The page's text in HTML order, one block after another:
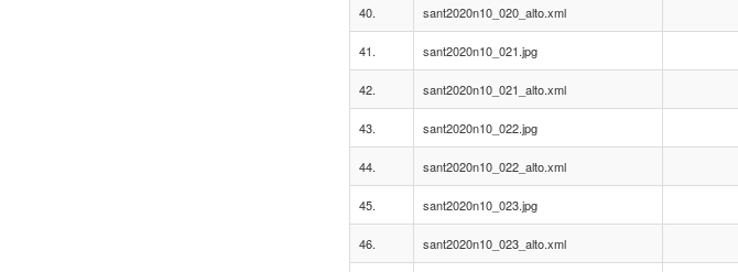
40. sant2020n10_020_alto.xml
41. sant2020n10_021.jpg
42. sant2020n10_021_alto.xml
43. sant2020n10_022.jpg
44. sant2020n10_022_alto.xml
45. sant2020n10_023.jpg
46. sant2020n10_023_alto.xml